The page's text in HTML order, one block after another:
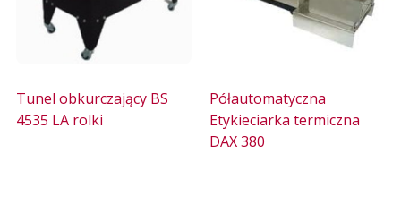
Tunel obkurczający BS
4535 LA rolki
Półautomatyczna
Etykieciarka termiczna
DAX 380